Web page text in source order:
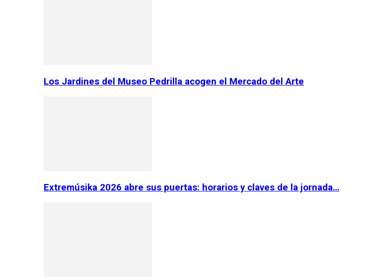
Los Jardines del Museo Pedrilla acogen el Mercado del Arte
Extremúsika 2026 abre sus puertas: horarios y claves de la jornada…